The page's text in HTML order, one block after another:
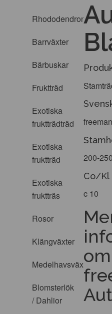
Rhododendron
Barrväxter
Bärbuskar
Fruktträd
Exotiska
fruktträdträd
Exotiska
fruktträd
Exotiska
fruktträs
Rosor
Klängväxter
Medelhavsväxter
Blomsterlök
/ Dahlior
200-
Co/Kl
c 10